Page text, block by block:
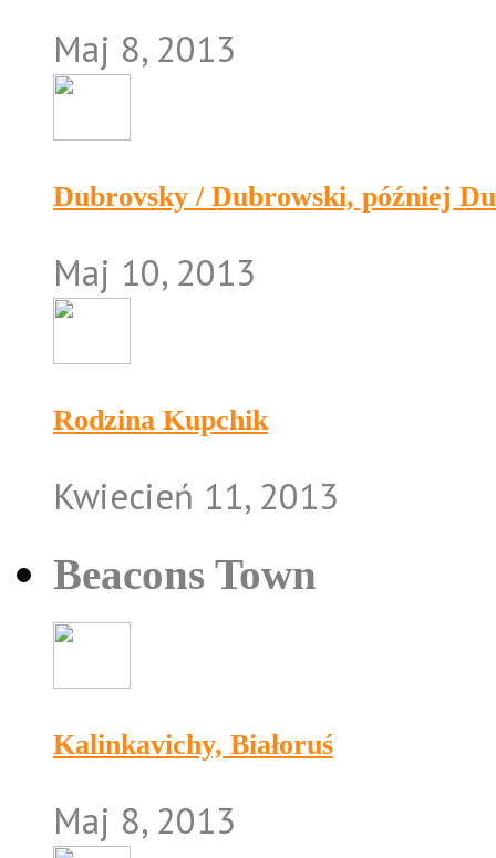
Maj 8, 2013
Dubrovsky / Dubrowski, później
Maj 10, 2013
Rodzina Kupchik
Kwiecień 11, 2013
Beacons Town
Kalinkavichy, Białoruś
Maj 8, 2013